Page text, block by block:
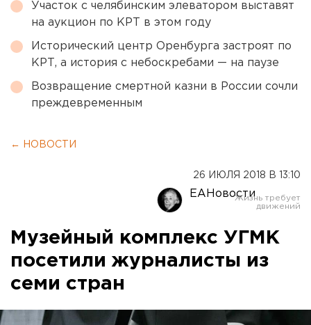
Участок с челябинским элеватором выставят
на аукцион по КРТ в этом году
Исторический центр Оренбурга застроят по
КРТ, а история с небоскребами — на паузе
Возвращение смертной казни в России сочли
преждевременным
← НОВОСТИ
26 ИЮЛЯ 2018 В 13:10
ЕАНовости
Музейный комплекс УГМК
посетили журналисты из
семи стран